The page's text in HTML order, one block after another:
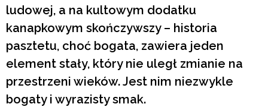
ludowej, a na kultowym dodatku
kanapkowym skończywszy – historia
pasztetu, choć bogata, zawiera jeden
element stały, który nie uległ zmianie na
przestrzeni wieków. Jest nim niezwykle
bogaty i wyrazisty smak.